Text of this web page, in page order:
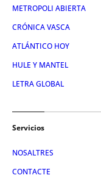
METROPOLI ABIERTA
CRÓNICA VASCA
ATLÁNTICO HOY
HULE Y MANTEL
LETRA GLOBAL
Servicios
NOSALTRES
CONTACTE